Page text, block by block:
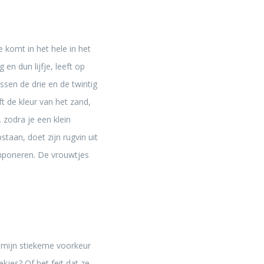
komt in het hele in het
en dun lijfje, leeft op
de drie en de twintig
de kleur van het zand,
je een klein
doet zijn rugvin uit
De vrouwtjes
stiekeme voorkeur